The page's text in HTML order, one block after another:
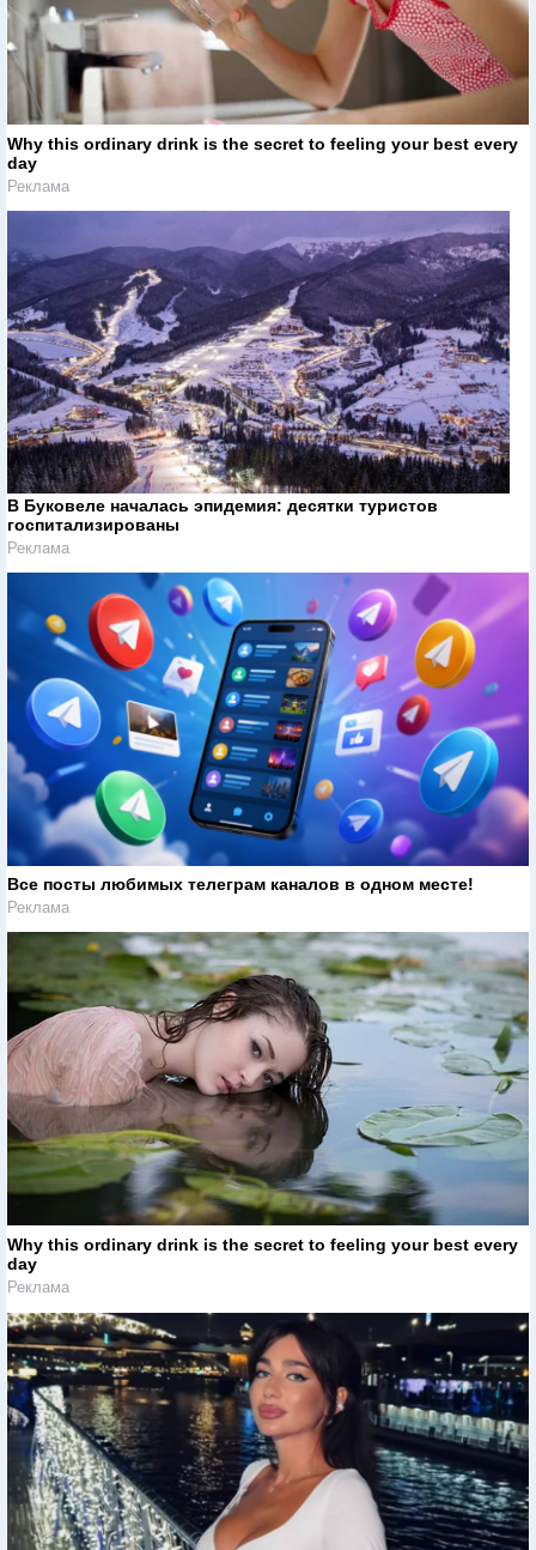
Why this ordinary drink is the secret to feeling your best every
day
Реклама
В Буковеле началась эпидемия: десятки туристов
госпитализированы
Реклама
Все посты любимых телеграм каналов в одном месте!
Реклама
Why this ordinary drink is the secret to feeling your best every
day
Реклама